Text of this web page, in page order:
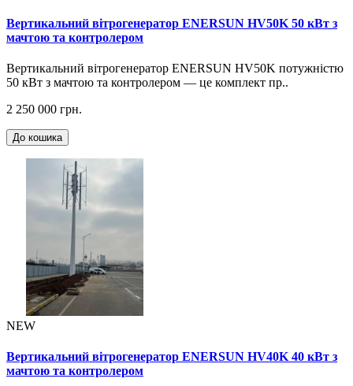
Вертикальний вітрогенератор ENERSUN HV50K 50 кВт з
мачтою та контролером
Вертикальний вітрогенератор ENERSUN HV50K потужністю
50 кВт з мачтою та контролером — це комплект пр..
2 250 000 грн.
До кошика
NEW
Вертикальний вітрогенератор ENERSUN HV40K 40 кВт з
мачтою та контролером